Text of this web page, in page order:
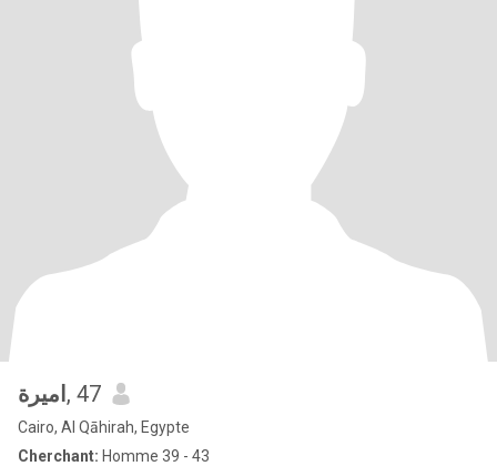
اميرة , 47
Cairo, Al Qāhirah, Egypte
Cherchant: Homme 39 - 43